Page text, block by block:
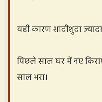
यही कारण शादीशुदा
पिछले साल घर में नए
साल भरा।